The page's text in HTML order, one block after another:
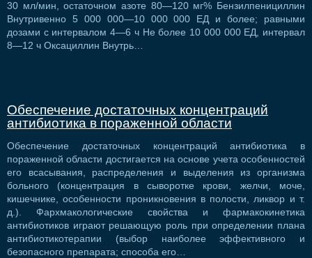
30 мл/мин, остаточном азоте 80—120 мг% Бензилпенициллин
Внутривенно 5 000 000—10 000 000 ЕД и более; равными
дозами с интервалом 4—6 ч Не более 10 000 000 ЕД, интервал
8—12 ч Оксациллин Внутрь…
Обеспечение достаточных концентраций
антибиотика в пораженной области
Обеспечение достаточных концентраций антибиотика в
пораженной области достигается на основе учета особенностей
его всасывания, распределения и выделения из организма
больного (концентрация в сыворотке крови, желчи, моче,
кишечнике, особенности проникновения в полости, ликвор и т.
д.). Фархмакологические свойства и фармакокинетика
антибиотиков играют решающую роль при определении плана
антибиотикотерапии (выбор наиболее эффективного и
безопасного препарата; способа его…